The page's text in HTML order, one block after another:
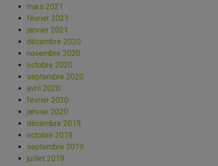
mars 2021
février 2021
janvier 2021
décembre 2020
novembre 2020
octobre 2020
septembre 2020
avril 2020
février 2020
janvier 2020
décembre 2019
octobre 2019
septembre 2019
juillet 2019